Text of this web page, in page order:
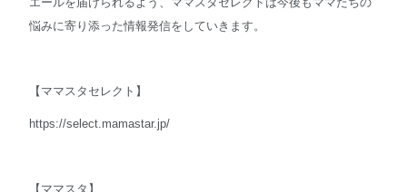
悩みに寄り添った情報発信をしていきます。
【ママスタセレクト】
https://select.mamastar.jp/
【ママスタ】